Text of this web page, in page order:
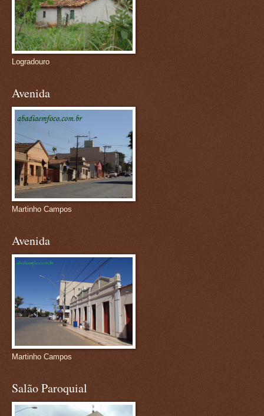
Logradouro
Avenida
Martinho Campos
Avenida
Martinho Campos
Salão Paroquial